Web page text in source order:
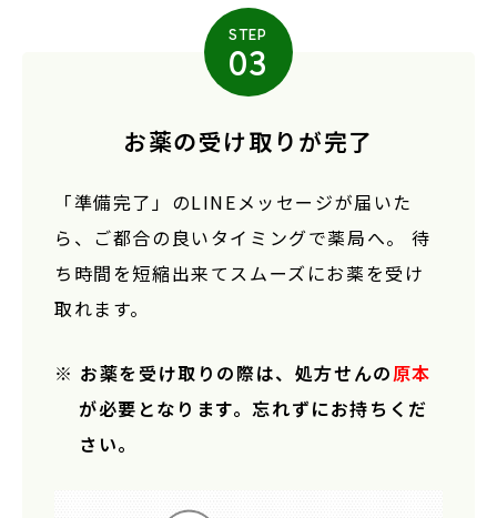
STEP
03
お薬の受け取りが完了
「準備完了」のLINEメッセージが届いた
ら、ご都合の良いタイミングで薬局へ。
待
ち時間を短縮出来てスムーズにお薬を受け
取れます。
※ お薬を受け取りの際は、処方せんの原本
が必要となります。忘れずにお持ちくだ
さい。